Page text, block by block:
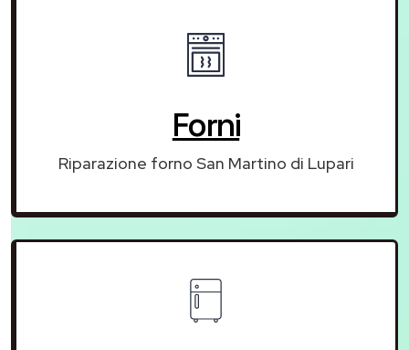
Forni
Riparazione forno San Martino di Lupari